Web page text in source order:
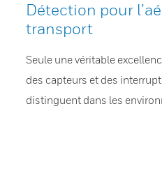
Détection pour
transport
Seule une véritable
des capteurs et des
distinguent dans les